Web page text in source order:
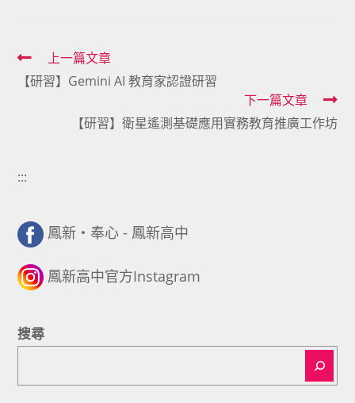
Read
more
上一篇文章
【研習】Gemini AI 教育家認證研習
下一篇文章
【研習】衛星遙測基礎應用實務教育推廣工作坊
:::
鳳新・奉心 - 鳳新高中
鳳新高中官方Instagram
搜尋